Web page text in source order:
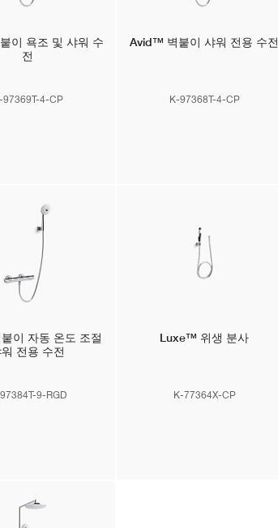
이 욕조 및 샤워 수
전
97369T-4-CP
Avid™ 벽붙이 샤워 전용 수전
K-97368T-4-CP
이 자동 온도 조절
전용 수전
9-RGD
Luxe™ 위생 분사
K-77364X-CP